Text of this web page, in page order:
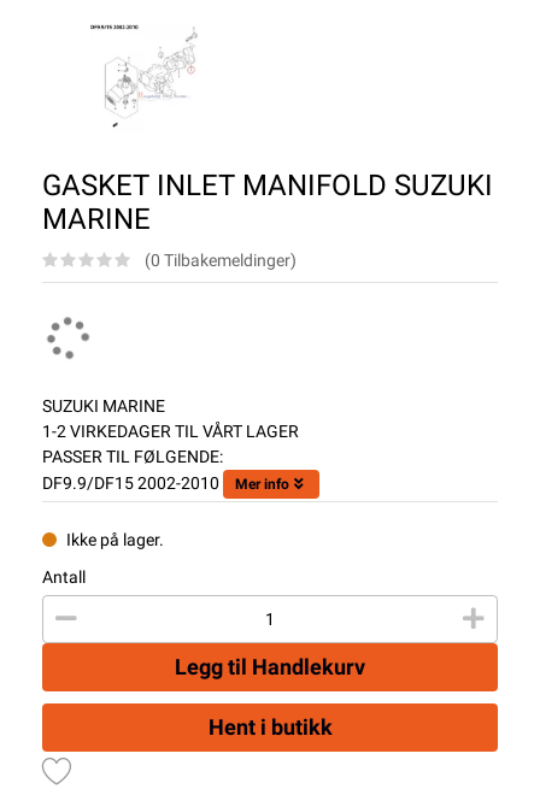
GASKET INLET MANIFOLD SUZUKI
MARINE
(0 Tilbakemeldinger)
SUZUKI MARINE
1-2 VIRKEDAGER TIL VÅRT LAGER
PASSER TIL FØLGENDE:
DF9.9/DF15 2002-2010
Mer info
Ikke på lager.
Antall
Legg til Handlekurv
Hent i butikk